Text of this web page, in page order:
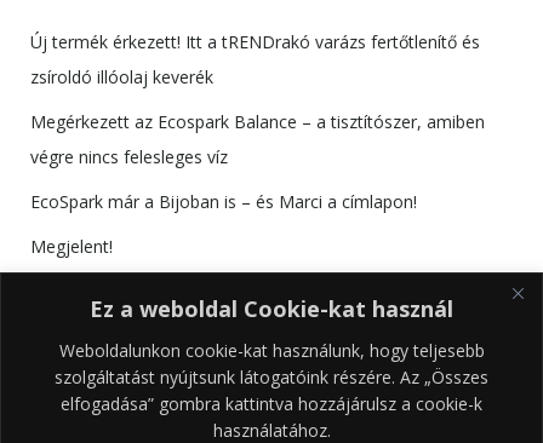
Ez a weboldal Cookie-kat használ
Weboldalunkon cookie-kat használunk, hogy teljesebb
szolgáltatást nyújtsunk látogatóink részére. Az „Összes
elfogadása” gombra kattintva hozzájárulsz a cookie-k
használatához.
Új termék érkezett! Itt a tRENDrakó varázs fertőtlenítő és
zsíroldó illóolaj keverék
Megérkezett az Ecospark Balance – a tisztítószer, amiben
végre nincs felesleges víz
EcoSpark már a Bijoban is – és Marci a címlapon!
Megjelent!